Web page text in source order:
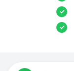
✓
✓